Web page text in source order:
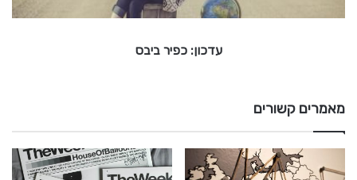
י
עדכון: כפיר ביבס
מאמרים קשורים